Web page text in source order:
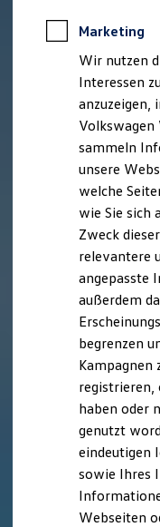
Software,
VW
VW
VW
VW
Fleet
XTL-
Ersatzteile
Original
Elektrisch &
Elektro - &
Unser
Reichweite &
Marketing
Wir nutzen
Interessen
anzuzeigen,
Volkswagen
sammeln
unsere
welche
wie Sie sich
Zweck
relevantere
angepasste
außerdem
begrenzen
Kampagnen
registrieren,
haben oder
genutzt
eindeutigen
sowie Ihres
Webseiten